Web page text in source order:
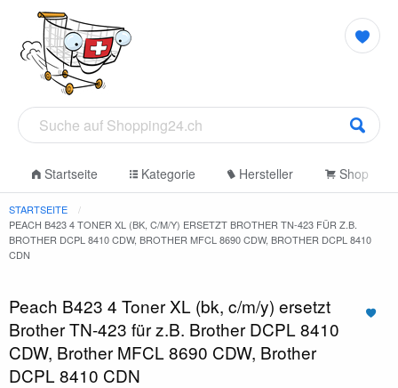
Startseite Kategorie Hersteller Shop
STARTSEITE
PEACH B423 4 TONER XL (BK, C/M/Y) ERSETZT BROTHER TN-423 FÜR Z.B.
BROTHER DCPL 8410 CDW, BROTHER MFCL 8690 CDW, BROTHER DCPL 8410
CDN
Peach B423 4 Toner XL (bk, c/m/y) ersetzt
Brother TN-423 für z.B. Brother DCPL 8410
CDW, Brother MFCL 8690 CDW, Brother
DCPL 8410 CDN